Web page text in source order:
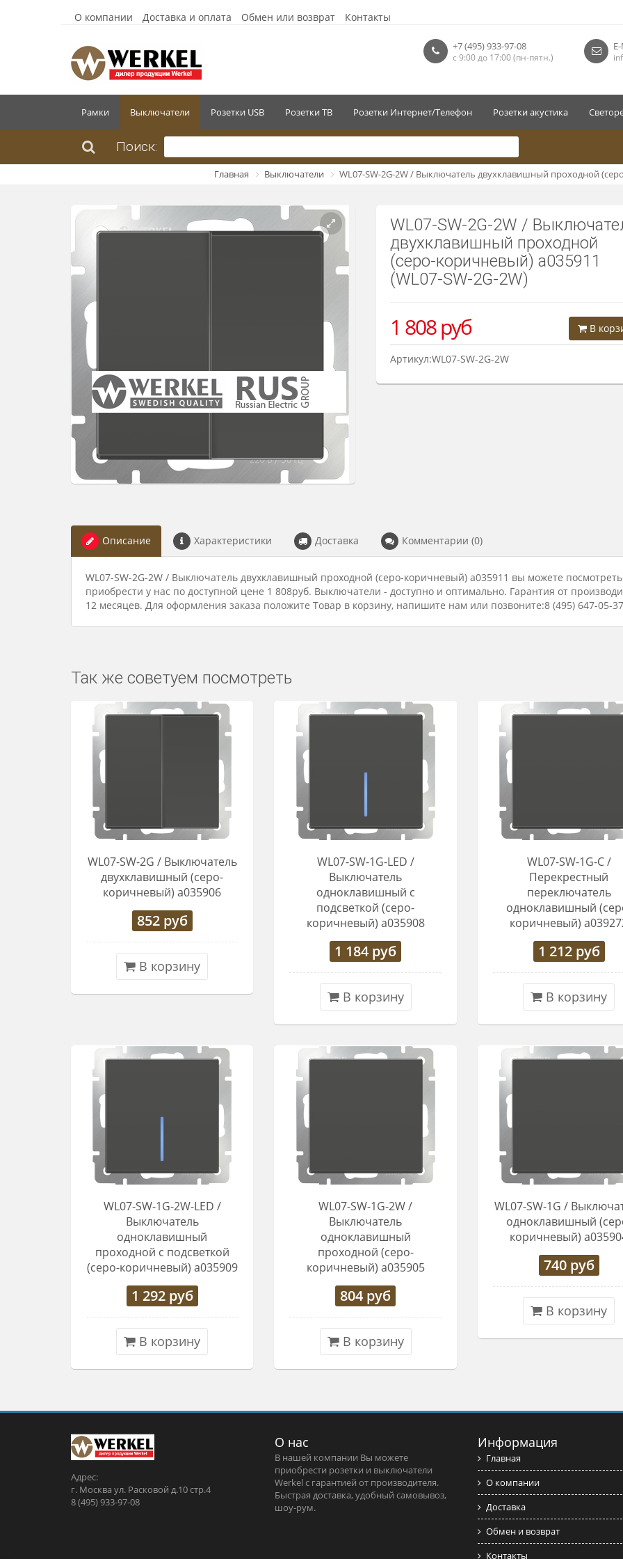
О компании Доставка и оплата Обмен или возврат Контакты
+7 (495) 933-97-08
с 9:00 до 17:00 (пн-пятн.)
Рамки Выключатели Розетки USB Розетки ТВ Розетки Интернет/Телефон Розетки акустика
Поиск:
Главная Выключатели WL07-SW-2G-2W / Выключатель двухклавишный проходной
WL07-SW-2G-2W /
двухклавишный проходной
(серо-коричневый) a035911
(WL07-SW-2G-2W)
В
1 808руб
Артикул:WL07-SW-2G-2W
Описание Характеристики Доставка Комментарии (0)
WL07-SW-2G-2W / Выключатель двухклавишный проходной (серо-коричневый) a035911 вы можете
приобрести у нас по доступной цене 1 808руб. Выключатели - доступно и оптимально. Гарантия от
12 месяцев. Для оформления заказа положите Товар в корзину, напишите нам или позвоните:8 (495) 647-05-
Так же советуем посмотреть
WL07-SW-2G / Выключатель
двухклавишный (серо-
коричневый) a035906
852руб
В корзину
WL07-SW-1G-LED /
Выключатель
одноклавишный с
подсветкой (серо-
коричневый) a035908
1 184 руб
В корзину
WL07-SW-1G-C /
Перекрестный
переключатель
одноклавишный
коричневый)
1 212руб
В корзину
WL07-SW-1G-2W-LED /
Выключатель
одноклавишный
проходной с подсветкой
(серо-коричневый) a035909
1 292руб
В корзину
WL07-SW-1G-2W /
Выключатель
одноклавишный
проходной (серо-
коричневый) a035905
804 руб
В корзину
WL07-SW-1G /
одноклавишный
коричневый)
740руб
В корзину
Адрес:
г. Москва ул. Расковой д.10 стр.4
8 (495) 933-97-08
О нас
В нашей компании Вы можете
приобрести розетки и выключатели
Werkel c гарантией от производителя.
Быстрая доставка, удобный самовывоз,
шоу-рум.
Информация
Главная
О компании
Доставка
Обмен и возврат
Контакты